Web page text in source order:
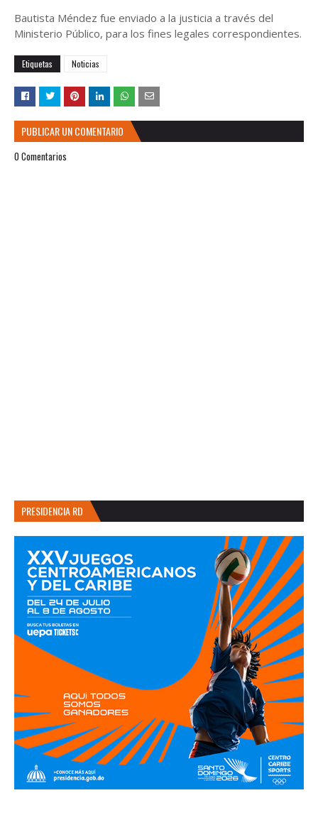
Bautista Méndez fue enviado a la justicia a través del
Ministerio Público, para los fines legales correspondientes.
Etiquetas Noticias
PUBLICAR UN COMENTARIO
0 Comentarios
PRESIDENCIA RD